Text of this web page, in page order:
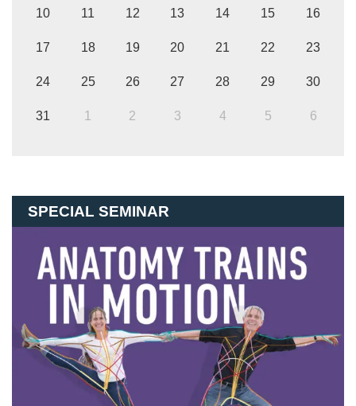
10 11 12 13 14 15 16
17 18 19 20 21 22 23
24 25 26 27 28 29 30
31 1 2 3 4 5 6
SPECIAL SEMINAR